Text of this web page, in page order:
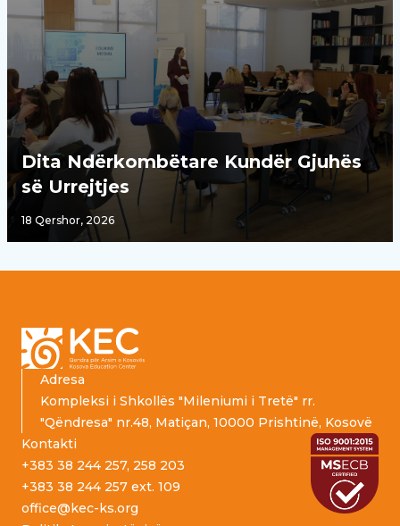
Dita Ndërkombëtare Kundër Gjuhës
së Urrejtjes
18 Qershor, 2026
Adresa
Kompleksi i Shkollës "Mileniumi i Tretë" rr.
"Qëndresa" nr.48, Matiçan, 10000 Prishtinë, Kosovë
Kontakti
+383 38 244 257, 258 203
+383 38 244 257 ext. 109
office@kec-ks.org